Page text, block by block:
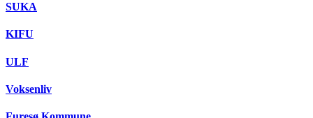
SUKA
KIFU
ULF
Voksenliv